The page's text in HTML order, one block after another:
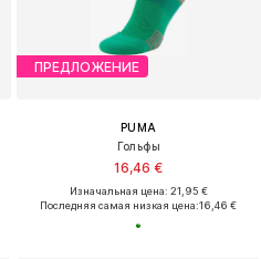
ПРЕДЛОЖЕНИЕ
PUMA
Гольфы
16,46 €
Изначальная цена: 21,95 €
Последняя самая низкая цена:16,46 €